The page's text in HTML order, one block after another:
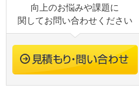
向上のお悩みや課題に
関してお問い合わせください